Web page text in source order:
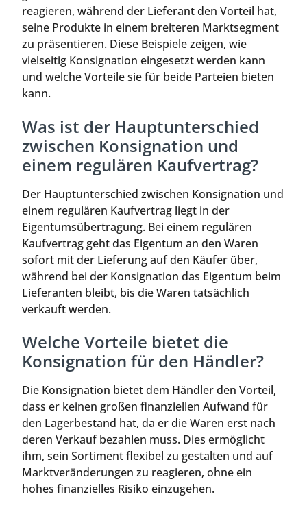
reagieren, während der Lieferant den Vorteil hat,
seine Produkte in einem breiteren Marktsegment
zu präsentieren. Diese Beispiele zeigen, wie
vielseitig Konsignation eingesetzt werden kann
und welche Vorteile sie für beide Parteien bieten
kann.
Was ist der Hauptunterschied
zwischen Konsignation und
einem regulären Kaufvertrag?
Der Hauptunterschied zwischen Konsignation und
einem regulären Kaufvertrag liegt in der
Eigentumsübertragung. Bei einem regulären
Kaufvertrag geht das Eigentum an den Waren
sofort mit der Lieferung auf den Käufer über,
während bei der Konsignation das Eigentum beim
Lieferanten bleibt, bis die Waren tatsächlich
verkauft werden.
Welche Vorteile bietet die
Konsignation für den Händler?
Die Konsignation bietet dem Händler den Vorteil,
dass er keinen großen finanziellen Aufwand für
den Lagerbestand hat, da er die Waren erst nach
deren Verkauf bezahlen muss. Dies ermöglicht
ihm, sein Sortiment flexibel zu gestalten und auf
Marktveränderungen zu reagieren, ohne ein
hohes finanzielles Risiko einzugehen.